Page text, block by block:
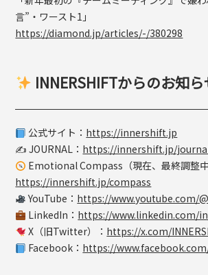
言”・ワースト1」
https://diamond.jp/articles/-/380298
INNERSHIFTからのお知ら
公式サイト： https://innershift.jp
✍️ JOURNAL： https://innershift.jp/
Emotional Compass（現在、最終調整中
https://innershift.jp/compass
YouTube： https://www.youtube.com/
LinkedIn： https://www.linkedin.com/
X（旧Twitter）： https://x.com/
Facebook： https://